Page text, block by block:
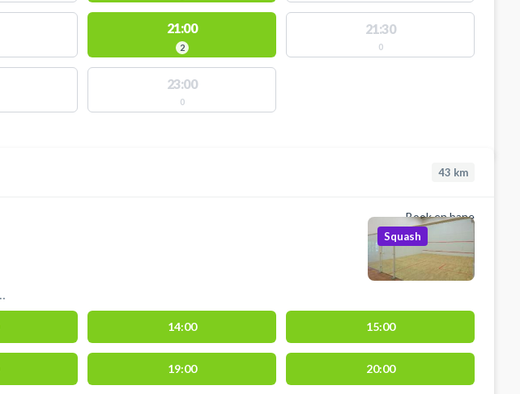
21:00
2
21:30
0
23:00
0
43 km
Book en bane
Squash
14:00 15:00
19:00 20:00